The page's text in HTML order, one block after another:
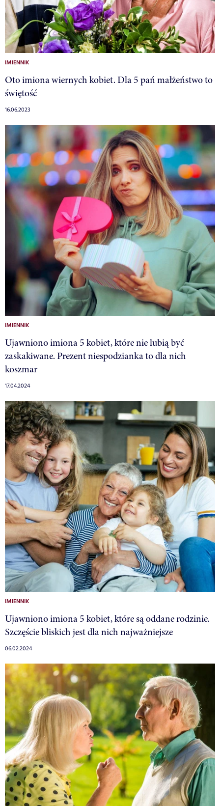
IMIENNIK
Oto imiona wiernych kobiet. Dla 5 pań małżeństwo to
świętość
16.06.2023
IMIENNIK
Ujawniono imiona 5 kobiet, które nie lubią być
zaskakiwane. Prezent niespodzianka to dla nich
koszmar
17.04.2024
IMIENNIK
Ujawniono imiona 5 kobiet, które są oddane rodzinie.
Szczęście bliskich jest dla nich najważniejsze
06.02.2024